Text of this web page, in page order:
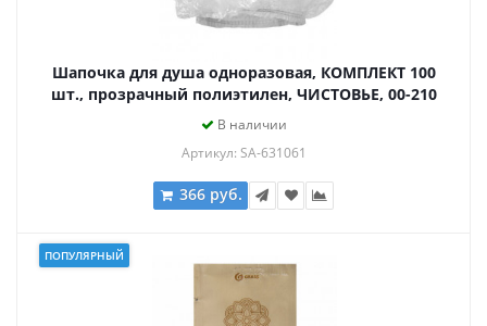
Шапочка для душа одноразовая, КОМПЛЕКТ 100
шт., прозрачный полиэтилен, ЧИСТОВЬЕ, 00-210
В наличии
Артикул: SA-631061
366 руб.
ПОПУЛЯРНЫЙ